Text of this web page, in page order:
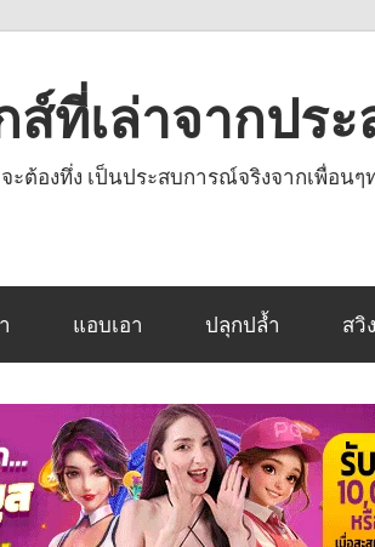
กส์ที่เล่าจากปร
ะต้องทึ่ง เป็นประสบการณ์จริงจากเพื่อ
แอบเอา ปลุกปล้ำ สวิ